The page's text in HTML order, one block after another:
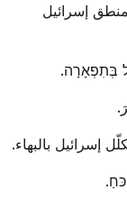
إسرائيل
בְּתִפְאָרָה.
إسرائيل بالبهاء.